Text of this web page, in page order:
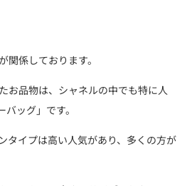
関係しております。
お品物は、シャネルの中でも特に人
ッグ」です。
タイプは高い人気があり、多くの方が